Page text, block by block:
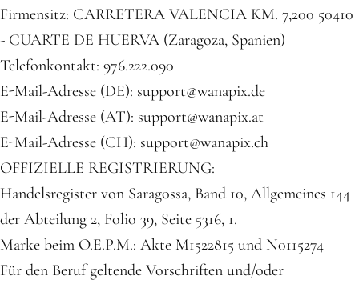
Firmensitz: CARRETERA VALENCIA KM. 7,200 50410
- CUARTE DE HUERVA (Zaragoza, Spanien)
Telefonkontakt: 976.222.090
E-Mail-Adresse (DE): support@wanapix.de
E-Mail-Adresse (AT): support@wanapix.at
E-Mail-Adresse (CH): support@wanapix.ch
OFFIZIELLE REGISTRIERUNG:
Handelsregister von Saragossa, Band 10, Allgemeines 144
der Abteilung 2, Folio 39, Seite 5316, 1.
Marke beim O.E.P.M.: Akte M1522815 und N0115274
Für den Beruf geltende Vorschriften und/oder